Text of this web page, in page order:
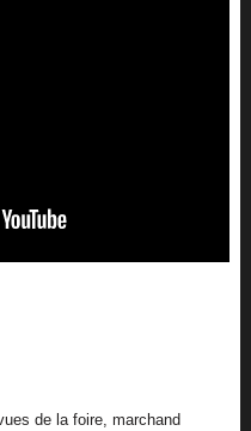
de la foire, marchand